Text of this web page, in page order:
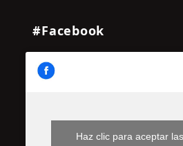
#Facebook
Haz clic para aceptar